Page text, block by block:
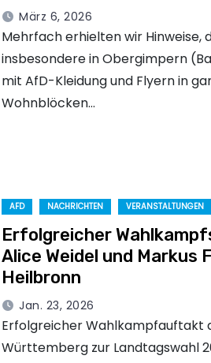
März 6, 2026
Mehrfach erhielten wir Hinweise,
insbesondere in Obergimpern
mit AfD-Kleidung und Flyern in
Wohnblöcken…
AFD NACHRICHTEN VERANSTALTUNGEN
Erfolgreicher
Alice Weidel und Markus
Heilbronn
Jan. 23, 2026
Erfolgreicher Wahlkampfauftakt
Württemberg zur Landtagswahl